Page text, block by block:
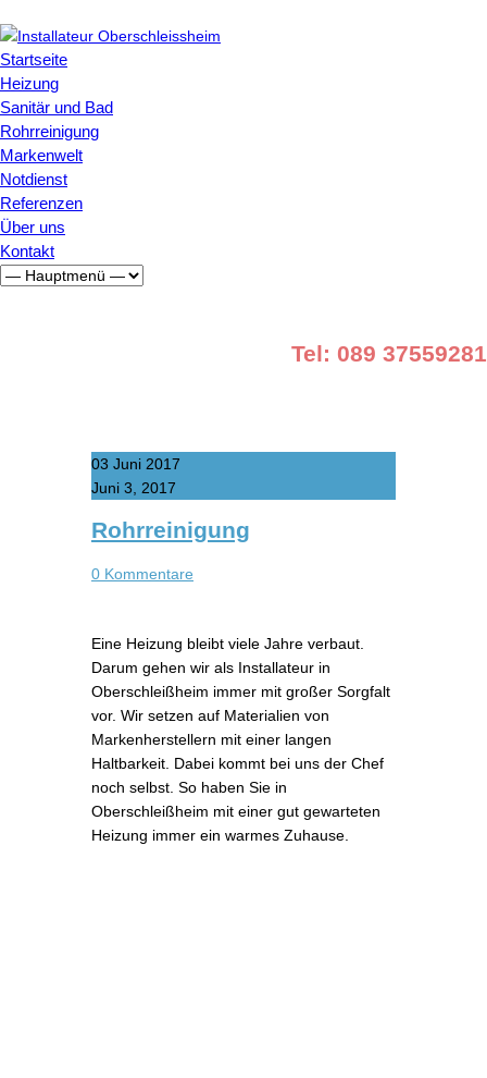
Startseite
Heizung
Sanitär und Bad
Rohrreinigung
Markenwelt
Notdienst
Referenzen
Über uns
Kontakt
Tel: 089 37559281
03 Juni 2017
Juni 3, 2017
Rohrreinigung
0 Kommentare
Eine Heizung bleibt viele Jahre verbaut.
Darum gehen wir als Installateur in
Oberschleißheim immer mit großer Sorgfalt
vor. Wir setzen auf Materialien von
Markenherstellern mit einer langen
Haltbarkeit. Dabei kommt bei uns der Chef
noch selbst. So haben Sie in
Oberschleißheim mit einer gut gewarteten
Heizung immer ein warmes Zuhause.